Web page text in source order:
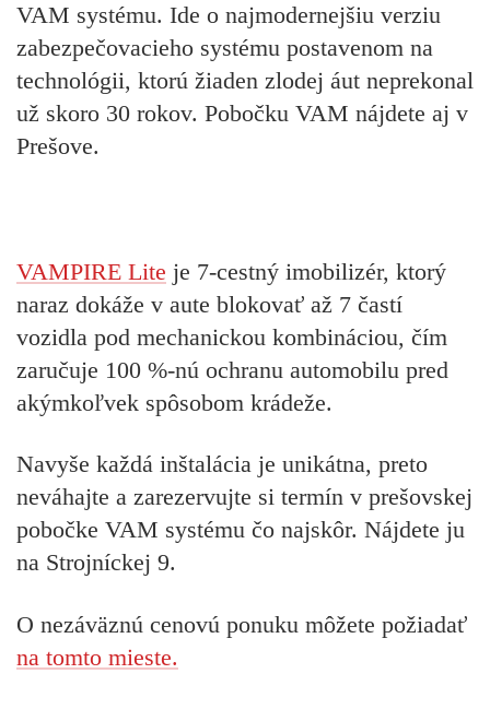
VAM systému. Ide o najmodernejšiu verziu
zabezpečovacieho systému postavenom na
technológii, ktorú žiaden zlodej áut neprekonal
už skoro 30 rokov. Pobočku VAM nájdete aj v
Prešove.
VAMPIRE Lite je 7-cestný imobilizér, ktorý
naraz dokáže v aute blokovať až 7 častí
vozidla pod mechanickou kombináciou, čím
zaručuje 100 %-nú ochranu automobilu pred
akýmkoľvek spôsobom krádeže.
Navyše každá inštalácia je unikátna, preto
neváhajte a zarezervujte si termín v prešovskej
pobočke VAM systému čo najskôr. Nájdete ju
na Strojníckej 9.
O nezáväznú cenovú ponuku môžete požiadať
na tomto mieste.